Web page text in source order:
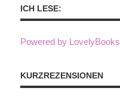
ICH LESE:
Powered by LovelyBooks
KURZREZENSIONEN